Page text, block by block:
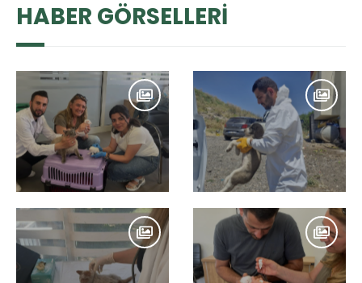
HABER GÖRSELLERİ